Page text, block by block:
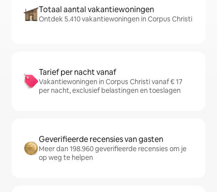
Totaal aantal vakantiewoningen
Ontdek 5.410 vakantiewoningen in Corpus Christi
Tarief per nacht vanaf
Vakantiewoningen in Corpus Christi vanaf € 17
per nacht, exclusief belastingen en toeslagen
Geverifieerde recensies van gasten
Meer dan 198.960 geverifieerde recensies om je
op weg te helpen